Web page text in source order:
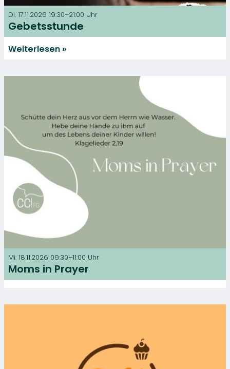
Di. 17.11.2026 19:30–21:00 Uhr
Gebetsstunde
Weiterlesen
Mi. 18.11.2026 09:30–11:00 Uhr
Moms in Prayer